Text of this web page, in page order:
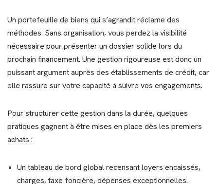
Un portefeuille de biens qui s’agrandit réclame des
méthodes. Sans organisation, vous perdez la visibilité
nécessaire pour présenter un dossier solide lors du
prochain financement. Une gestion rigoureuse est donc un
puissant argument auprès des établissements de crédit, car
elle rassure sur votre capacité à suivre vos engagements.
Pour structurer cette gestion dans la durée, quelques
pratiques gagnent à être mises en place dès les premiers
achats :
Un tableau de bord global recensant loyers encaissés,
charges, taxe foncière, dépenses exceptionnelles.